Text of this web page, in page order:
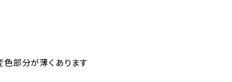
部分が薄くあります